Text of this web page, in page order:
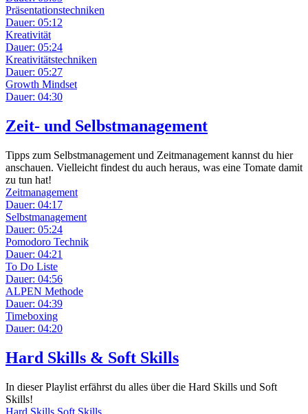
Präsentationstechniken
Dauer: 05:12
Kreativität
Dauer: 05:24
Kreativitätstechniken
Dauer: 05:27
Growth Mindset
Dauer: 04:30
Zeit- und Selbstmanagement
Tipps zum Selbstmanagement und Zeitmanagement kannst du hier
anschauen. Vielleicht findest du auch heraus, was eine Tomate damit
zu tun hat!
Zeitmanagement
Dauer: 04:17
Selbstmanagement
Dauer: 05:24
Pomodoro Technik
Dauer: 04:21
To Do Liste
Dauer: 04:56
ALPEN Methode
Dauer: 04:39
Timeboxing
Dauer: 04:20
Hard Skills & Soft Skills
In dieser Playlist erfährst du alles über die Hard Skills und Soft
Skills!
Hard Skills Soft Skills